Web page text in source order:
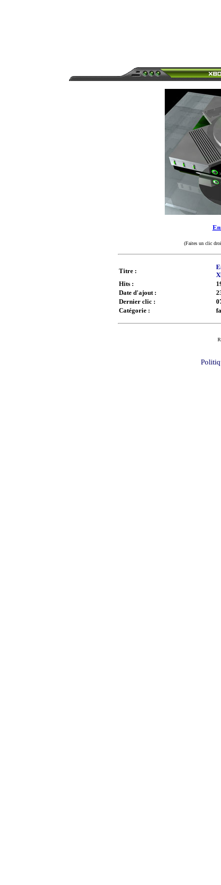
(Faites un clic
Titre :
Hits :
Date d'ajout :
Dernier clic :
Catégorie :